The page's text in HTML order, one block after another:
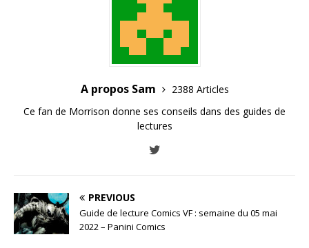
A propos Sam
2388 Articles
Ce fan de Morrison donne ses conseils dans des guides de
lectures
PREVIOUS
Guide de lecture Comics VF : semaine du 05 mai
2022 – Panini Comics